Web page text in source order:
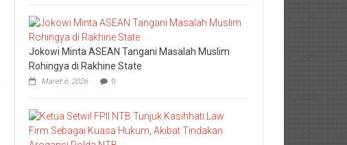
Jokowi Minta ASEAN Tangani Masalah Muslim
Rohingya di Rakhine State
Maret 6, 2026 0